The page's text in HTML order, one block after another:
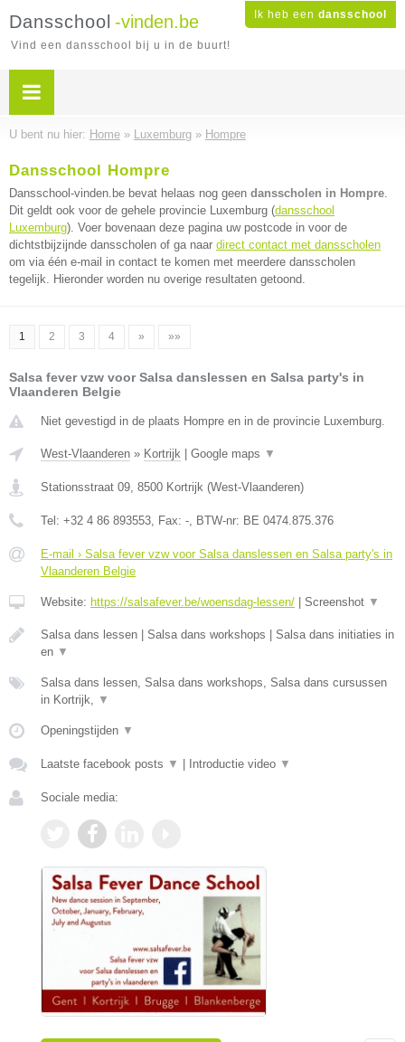
Ik heb een dansschool
Dansschool -vinden.be
Vind een dansschool bij u in de buurt!
U bent nu hier: Home » Luxemburg » Hompre
Dansschool Hompre
Dansschool-vinden.be bevat helaas nog geen dansscholen in Hompre.
Dit geldt ook voor de gehele provincie Luxemburg (dansschool
Luxemburg). Voer bovenaan deze pagina uw postcode in voor de
dichtstbijzijnde dansscholen of ga naar direct contact met dansscholen
om via één e-mail in contact te komen met meerdere dansscholen
tegelijk. Hieronder worden nu overige resultaten getoond.
1 2 3 4 » »»
Salsa fever vzw voor Salsa danslessen en Salsa party's in
Vlaanderen Belgie
Niet gevestigd in de plaats Hompre en in de provincie Luxemburg.
West-Vlaanderen » Kortrijk Google maps ▼
Stationsstraat 09, 8500 Kortrijk (West-Vlaanderen)
Tel: +32 4 86 893553, Fax: -, BTW-nr: BE 0474.875.376
E-mail › Salsa fever vzw voor Salsa danslessen en Salsa party's in
Vlaanderen Belgie
Website: https://salsafever.be/woensdag-lessen/ Screenshot ▼
Salsa dans lessen | Salsa dans workshops | Salsa dans initiaties in
en ▼
Salsa dans lessen, Salsa dans workshops, Salsa dans cursussen
in Kortrijk, ▼
Openingstijden ▼
Laatste facebook posts ▼ Introductie video ▼
Sociale media: